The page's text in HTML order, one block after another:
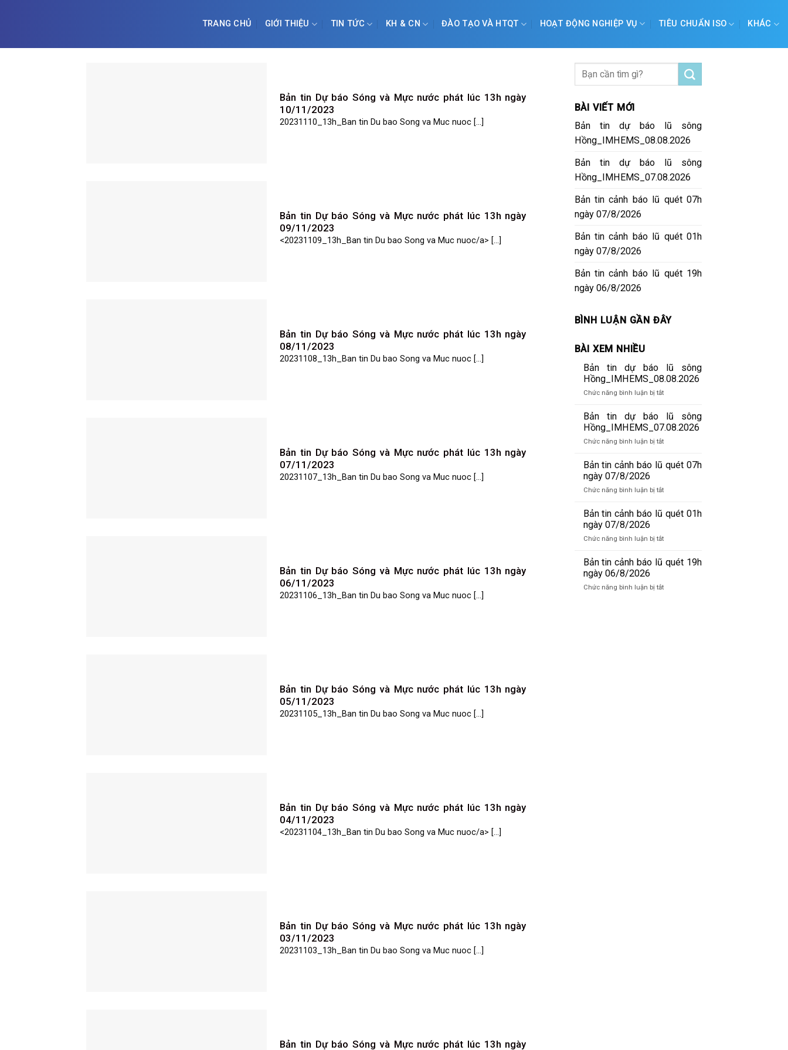
TRANG CHỦ GIỚI THIỆU TIN TỨC KH & CN ĐÀO TẠO VÀ HTQT HOẠT ĐỘNG NGHIỆP VỤ TIÊU CHUẨN ISO KHÁC
Bản tin Dự báo Sóng và Mực nước phát lúc 13h ngày
10/11/2023
20231110_13h_Ban tin Du bao Song va Muc nuoc [...]
Bản tin Dự báo Sóng và Mực nước phát lúc 13h ngày
09/11/2023
<20231109_13h_Ban tin Du bao Song va Muc nuoc/a> [...]
Bản tin Dự báo Sóng và Mực nước phát lúc 13h ngày
08/11/2023
20231108_13h_Ban tin Du bao Song va Muc nuoc [...]
Bản tin Dự báo Sóng và Mực nước phát lúc 13h ngày
07/11/2023
20231107_13h_Ban tin Du bao Song va Muc nuoc [...]
Bản tin Dự báo Sóng và Mực nước phát lúc 13h ngày
06/11/2023
20231106_13h_Ban tin Du bao Song va Muc nuoc [...]
Bản tin Dự báo Sóng và Mực nước phát lúc 13h ngày
05/11/2023
20231105_13h_Ban tin Du bao Song va Muc nuoc [...]
Bản tin Dự báo Sóng và Mực nước phát lúc 13h ngày
04/11/2023
<20231104_13h_Ban tin Du bao Song va Muc nuoc/a> [...]
Bản tin Dự báo Sóng và Mực nước phát lúc 13h ngày
03/11/2023
20231103_13h_Ban tin Du bao Song va Muc nuoc [...]
Bản tin Dự báo Sóng và Mực nước phát lúc 13h ngày
BÀI VIẾT MỚI
Bản tin dự báo lũ sông
Hồng_IMHEMS_08.08.2026
Bản tin dự báo lũ sông
Hồng_IMHEMS_07.08.2026
Bản tin cảnh báo lũ quét 07h
ngày 07/8/2026
Bản tin cảnh báo lũ quét 01h
ngày 07/8/2026
Bản tin cảnh báo lũ quét 19h
ngày 06/8/2026
BÌNH LUẬN GẦN ĐÂY
BÀI XEM NHIỀU
Bản tin dự báo lũ sông
Hồng_IMHEMS_08.08.2026
Chức năng bình luận bị tắtở
tin
dự
lũ
Hồng_IMHEMS_08.08.2026
Bản tin dự báo lũ sông
Hồng_IMHEMS_07.08.2026
Chức năng bình luận bị tắtở
tin
dự
lũ
Hồng_IMHEMS_07.08.2026
Bản tin cảnh báo lũ quét 07h
ngày 07/8/2026
Chức năng bình luận bị tắtở
tin
cảnh
lũ
07h
07/8/2026
Bản tin cảnh báo lũ quét 01h
ngày 07/8/2026
Chức năng bình luận bị tắtở
tin
cảnh
lũ
Bản tin cảnh báo lũ quét 19h
ngày 06/8/2026
Chức năng bình luận bị tắtở